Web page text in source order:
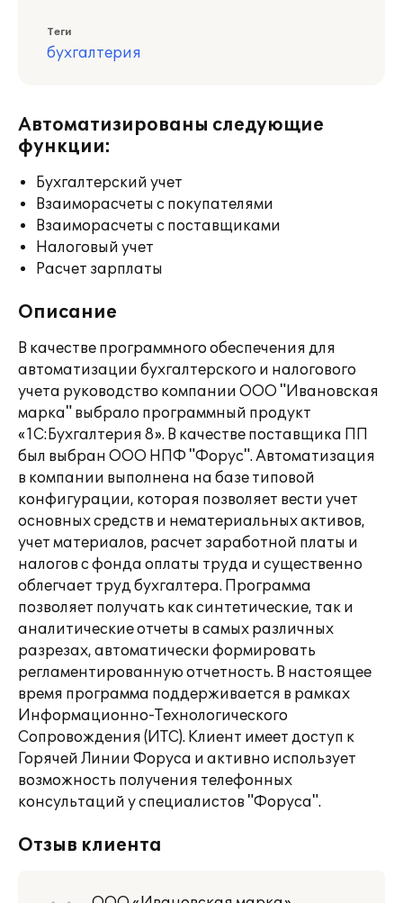
Теги
бухгалтерия
Автоматизированы следующие
функции:
Бухгалтерский учет
Взаиморасчеты с покупателями
Взаиморасчеты с поставщиками
Налоговый учет
Расчет зарплаты
Описание
В качестве программного обеспечения для
автоматизации бухгалтерского и налогового
учета руководство компании ООО "Ивановская
марка" выбрало программный продукт
«1С:Бухгалтерия 8». В качестве поставщика ПП
был выбран ООО НПФ "Форус". Автоматизация
в компании выполнена на базе типовой
конфигурации, которая позволяет вести учет
основных средств и нематериальных активов,
учет материалов, расчет заработной платы и
налогов с фонда оплаты труда и существенно
облегчает труд бухгалтера. Программа
позволяет получать как синтетические, так и
аналитические отчеты в самых различных
разрезах, автоматически формировать
регламентированную отчетность. В настоящее
время программа поддерживается в рамках
Информационно-Технологического
Сопровождения (ИТС). Клиент имеет доступ к
Горячей Линии Форуса и активно использует
возможность получения телефонных
консультаций у специалистов "Форуса".
Отзыв клиента